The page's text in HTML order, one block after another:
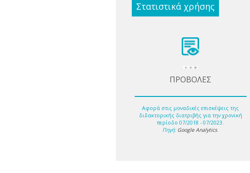
Στατιστικά χρήσης
ΠΡΟΒΟΛΕΣ
Αφορά στις μοναδικές επισκέψεις της
διδακτορικής διατριβής για την χρονική
περίοδο 07/2018 - 07/2023.
Πηγή: Google Analytics.